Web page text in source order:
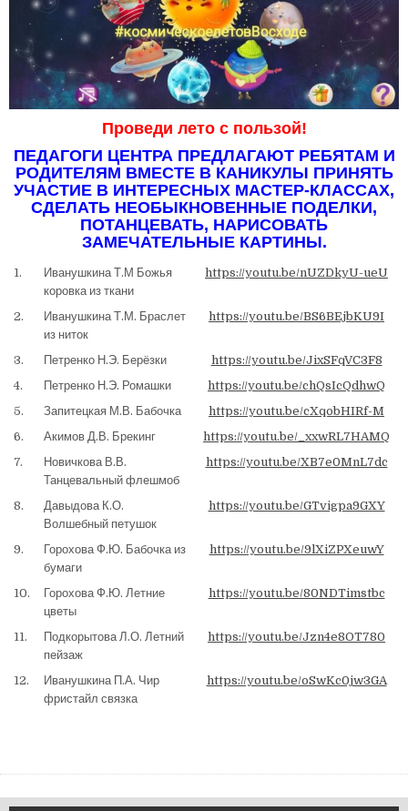
Проведи лето с пользой!
ПЕДАГОГИ ЦЕНТРА ПРЕДЛАГАЮТ РЕБЯТАМ И
РОДИТЕЛЯМ ВМЕСТЕ В КАНИКУЛЫ ПРИНЯТЬ
УЧАСТИЕ В ИНТЕРЕСНЫХ МАСТЕР-КЛАССАХ,
СДЕЛАТЬ НЕОБЫКНОВЕННЫЕ ПОДЕЛКИ,
ПОТАНЦЕВАТЬ, НАРИСОВАТЬ
ЗАМЕЧАТЕЛЬНЫЕ КАРТИНЫ.
1.
Иванушкина Т.М Божья
коровка из ткани
https://youtu.be/nUZDkyU-ueU
2.
Иванушкина Т.М. Браслет
из ниток
https://youtu.be/BS6BEjbKU9I
3. Петренко Н.Э. Берёзки
https://youtu.be/JixSFqVC3F8
4.
Петренко Н.Э. Ромашки
https://youtu.be/chQsIcQdhwQ
5.
Запитецкая М.В. Бабочка
https://youtu.be/cXqobHIRf-M
6.
Акимов Д.В. Брекинг
https://youtu.be/_xxwRL7HAMQ
7.
Новичкова В.В.
Танцевальный флешмоб
https://youtu.be/XB7e0MnL7dc
8.
Давыдова К.О.
Волшебный петушок
https://youtu.be/GTvigpa9GXY
9.
Горохова Ф.Ю. Бабочка из
бумаги
https://youtu.be/9lXiZPXeuwY
10.
Горохова Ф.Ю. Летние
цветы
https://youtu.be/80NDTimstbc
11.
Подкорытова Л.О. Летний
пейзаж
https://youtu.be/Jzn4e8OT780
12.
Иванушкина П.А. Чир
фристайл связка
https://youtu.be/oSwKc0jw3GA